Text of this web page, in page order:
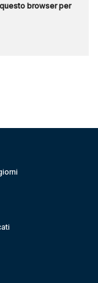
browser per